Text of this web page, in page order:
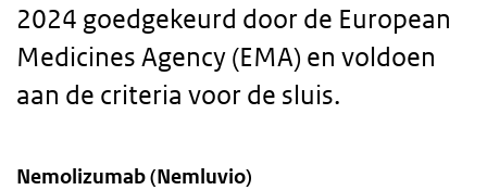
2024 goedgekeurd door de European
Medicines Agency (EMA) en voldoen
aan de criteria voor de sluis.
Nemolizumab (Nemluvio)